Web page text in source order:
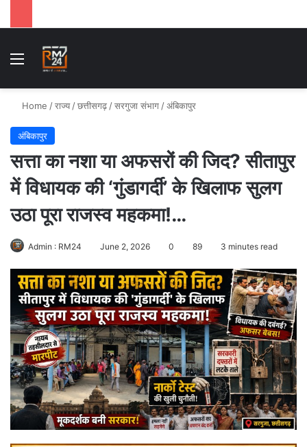
Menu
Home /राज्य /छत्तीसगढ़ /सरगुजा संभाग /अंबिकापुर
अंबिकापुर
सत्ता का नशा या अफसरों की जिद? सीतापुर
में विधायक की ‘गुंडागर्दी’ के खिलाफ सुलग
उठा पूरा राजस्व महकमा!…
Admin : RM24 June 2, 2026 0 89 3 minutes read